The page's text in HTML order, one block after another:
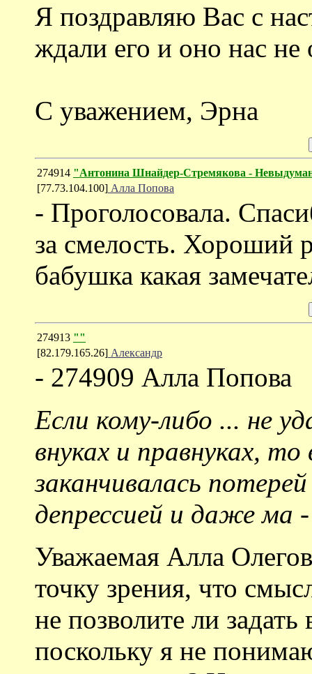
Я поздравляю Вас с
ждали его и оно нас
С уважением, Эрна
274914 "Антонина Шнайдер-Стремякова -
[77.73.104.100] Алла Попова
- Проголосовала.
за смелость. Хороший
бабушка какая
274913 ""
[82.179.165.26] Александр
- 274909 Алла Попова
Если кому-либо ... не
внуках и правнуках,
заканчивалась
депрессией и даже ма
Уважаемая Алла
точку зрения, что
не позволите ли
поскольку я не